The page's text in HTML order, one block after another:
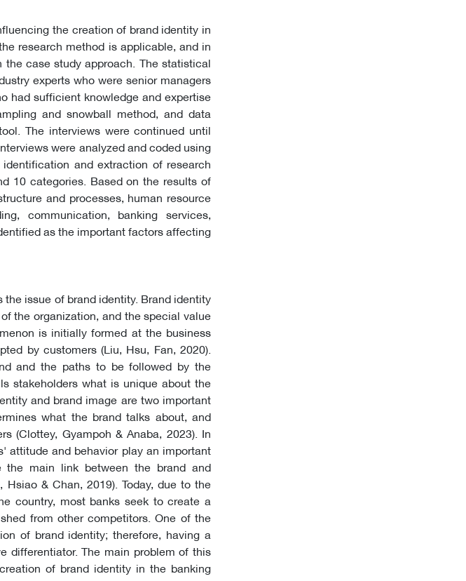
the creation of brand identity in
research method is applicable, and in
case study approach. The statistical
experts who were senior managers
had sufficient knowledge and expertise
and snowball method, and data
The interviews were continued until
were analyzed and coded using
and extraction of research
10 categories. Based on the results of
and processes, human resource
communication, banking services,
as the important factors affecting
issue of brand identity. Brand identity
the organization, and the special value
is initially formed at the business
by customers (Liu, Hsu, Fan, 2020).
and the paths to be followed by the
stakeholders what is unique about the
and brand image are two important
what the brand talks about, and
(Clottey, Gyampoh & Anaba, 2023). In
attitude and behavior play an important
the main link between the brand and
& Chan, 2019). Today, due to the
country, most banks seek to create a
from other competitors. One of the
of brand identity; therefore, having a
differentiator. The main problem of this
of brand identity in the banking